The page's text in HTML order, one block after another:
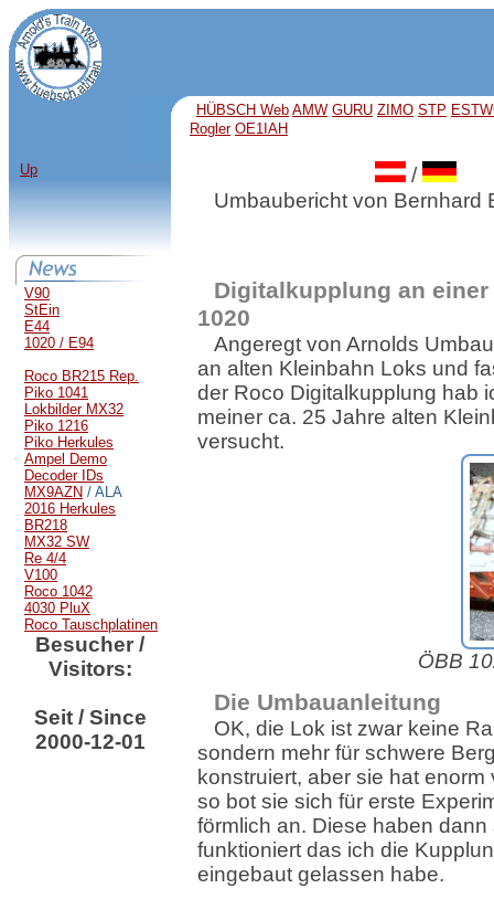
HÜBSCH Web AMW GURU ZIMO STP
Rogler OE1IAH
Up
V90
StEin
E44
1020 / E94
Roco BR215 Rep.
Piko 1041
Lokbilder MX32
Piko 1216
Piko Herkules
Ampel Demo
Decoder IDs
MX9AZN / ALA
2016 Herkules
BR218
MX32 SW
Re 4/4
V100
Roco 1042
4030 PluX
Roco Tauschplatinen
Besucher /
Visitors:
Seit / Since
2000-12-01
/
Umbaubericht von Bernhard
Digitalkupplung an
1020
Angeregt von Arnolds
an alten Kleinbahn Loks und
der Roco Digitalkupplung hab
meiner ca. 25 Jahre alten
versucht.
ÖBB
Die Umbauanleitung
OK, die Lok ist zwar keine
sondern mehr für schwere
konstruiert, aber sie hat enorm
so bot sie sich für erste
förmlich an. Diese haben dann
funktioniert das ich die
eingebaut gelassen habe.